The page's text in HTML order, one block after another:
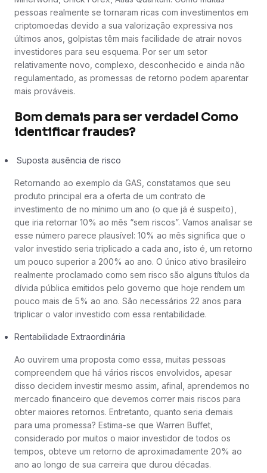
pessoas realmente se tornaram ricas com investimentos em
criptomoedas devido a sua valorização expressiva nos
últimos anos, golpistas têm mais facilidade de atrair novos
investidores para seu esquema. Por ser um setor
relativamente novo, complexo, desconhecido e ainda não
regulamentado, as promessas de retorno podem aparentar
mais prováveis.
Bom demais para ser verdade! Como
identificar fraudes?
Suposta ausência de risco
Retornando ao exemplo da GAS, constatamos que seu
produto principal era a oferta de um contrato de
investimento de no mínimo um ano (o que já é suspeito),
que iria retornar 10% ao mês “sem riscos”. Vamos analisar se
esse número parece plausível: 10% ao mês significa que o
valor investido seria triplicado a cada ano, isto é, um retorno
um pouco superior a 200% ao ano. O único ativo brasileiro
realmente proclamado como sem risco são alguns títulos da
dívida pública emitidos pelo governo que hoje rendem um
pouco mais de 5% ao ano. São necessários 22 anos para
triplicar o valor investido com essa rentabilidade.
Rentabilidade Extraordinária
Ao ouvirem uma proposta como essa, muitas pessoas
compreendem que há vários riscos envolvidos, apesar
disso decidem investir mesmo assim, afinal, aprendemos no
mercado financeiro que devemos correr mais riscos para
obter maiores retornos. Entretanto, quanto seria demais
para uma promessa? Estima-se que Warren Buffet,
considerado por muitos o maior investidor de todos os
tempos, obteve um retorno de aproximadamente 20% ao
ano ao longo de sua carreira que durou décadas.